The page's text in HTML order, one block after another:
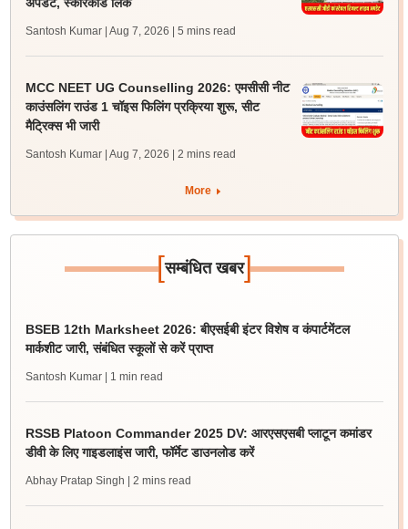
Santosh Kumar | Aug 7, 2026 | 5 mins read
MCC NEET UG Counselling 2026: एमसीसी नीट
काउंसलिंग राउंड 1 चॉइस फिलिंग प्रक्रिया शुरू, सीट
मैट्रिक्स भी जारी
Santosh Kumar | Aug 7, 2026 | 2 mins read
More
[सम्बंधित खबर]
BSEB 12th Marksheet 2026: बीएसईबी इंटर विशेष व कंपार्टमेंटल
मार्कशीट जारी, संबंधित स्कूलों से करें प्राप्त
Santosh Kumar | 1 min read
RSSB Platoon Commander 2025 DV: आरएसएसबी प्लाटून कमांडर
डीवी के लिए गाइडलाइंस जारी, फॉर्मेट डाउनलोड करें
Abhay Pratap Singh | 2 mins read